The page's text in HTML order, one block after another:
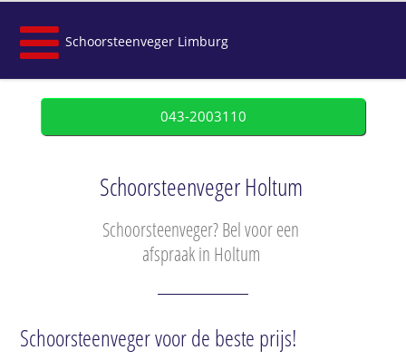
Schoorsteenveger Limburg
043-2003110
Schoorsteenveger Holtum
Schoorsteenveger? Bel voor een
afspraak in Holtum
Schoorsteenveger voor de beste prijs!